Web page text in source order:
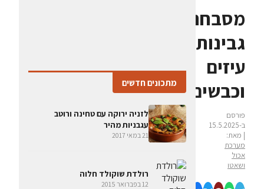
מסבחה
גבינות
עיזים
וכבשים
פורסם
ב-15.5.2025
| מאת:
מערכת
אכול
ושאטו
מתכונים חדשים
לזניה ירוקה עם טחינה ורוטב
עגבניות מהיר
21 במאי 2017
רולדת שוקולד חלוה
12 בפברואר 2015